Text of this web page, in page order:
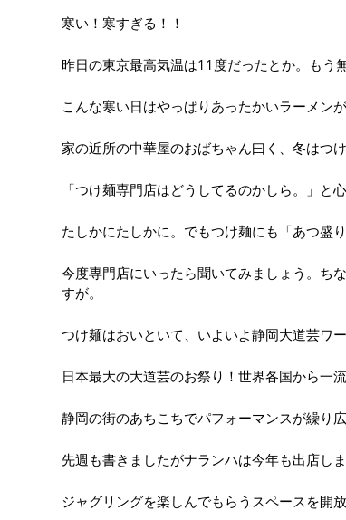
寒い！寒すぎる！！
昨日の東京最高気温は11度だったとか。もう
こんな寒い日はやっぱりあったかいラーメン
家の近所の中華屋のおばちゃん曰く、冬はつ
「つけ麺専門店はどうしてるのかしら。」と
たしかにたしかに。でもつけ麺にも「あつ盛
今度専門店にいったら聞いてみましょう。ち
すが。
つけ麺はおいといて、いよいよ静岡大道芸ワ
日本最大の大道芸のお祭り！世界各国から一
静岡の街のあちこちでパフォーマンスが繰り広
先週も書きましたがナランハは今年も出店し
ジャグリングを楽しんでもらうスペースを開放